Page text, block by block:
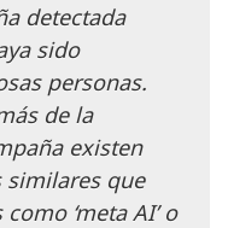
detectada
sido
personas.
de la
existen
que
‘meta AI’ o